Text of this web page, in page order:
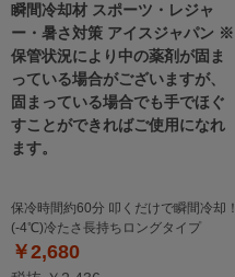
瞬間冷却材 スポーツ・レジャ
ー・暑さ対策 アイスジャパン ※
保管状況により中の薬剤が固ま
っている場合がございますが、
固まっている場合でも手でほぐ
すことができればご使用になれ
ます。
保冷時間約60分 叩くだけで瞬間冷却！
(-4℃)冷たさ長持ちロングタイプ
￥2,680